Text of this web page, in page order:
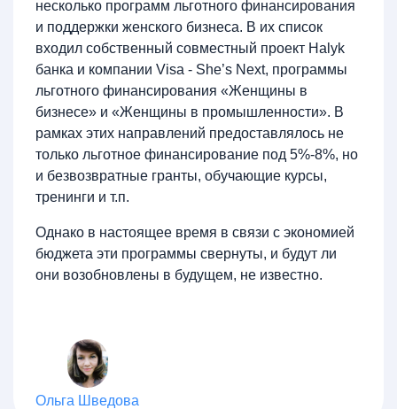
несколько программ льготного финансирования
и поддержки женского бизнеса. В их список
входил собственный совместный проект Halyk
банка и компании Visa - She’s Next, программы
льготного финансирования «Женщины в
бизнесе» и «Женщины в промышленности». В
рамках этих направлений предоставлялось не
только льготное финансирование под 5%-8%, но
и безвозвратные гранты, обучающие курсы,
тренинги и т.п.
Однако в настоящее время в связи с экономией
бюджета эти программы свернуты, и будут ли
они возобновлены в будущем, не известно.
Ольга Шведова